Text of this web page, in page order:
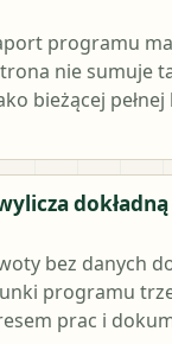
programu
nie sumuje
bieżącej
bez danych
programu
prac i